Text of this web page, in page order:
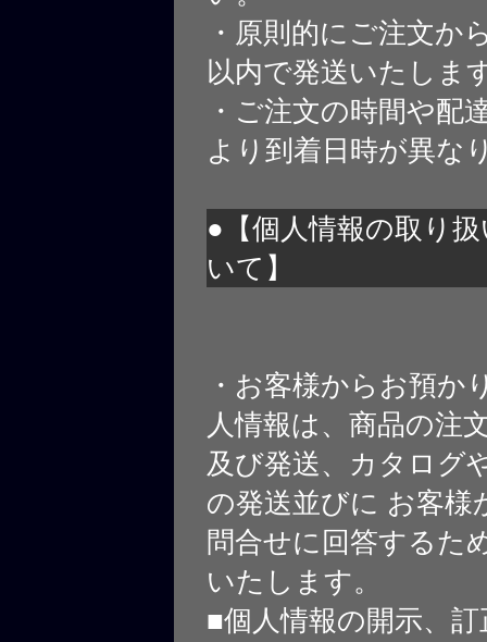
・原則的にご注文か
以内で発送いたしま
・ご注文の時間や配
より到着日時が異な
●【個人情報の取り
いて】
・お客様からお預か
人情報は、商品の注
及び発送、カタログ
の発送並びに お客様
問合せに回答するた
いたします。
■個人情報の開示、